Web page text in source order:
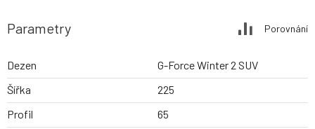
Parametry Porovnání
Dezen
G-Force Winter 2 SUV
Šířka
225
Profil
65